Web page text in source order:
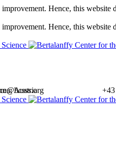
Hence, this
Hence, this
Austria